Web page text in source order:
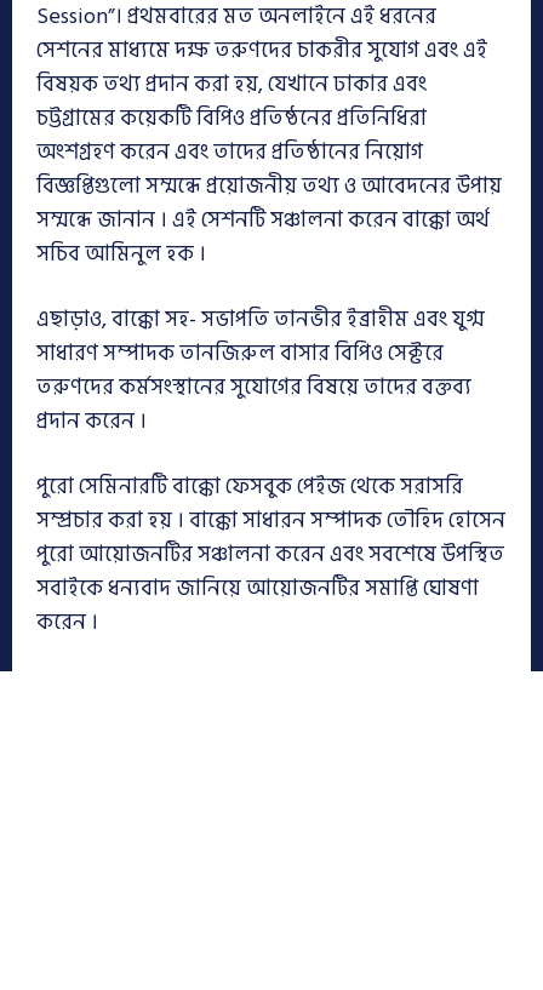
Session”। প্রথমবারের মত অনলাইনে এই ধরনের
সেশনের মাধ্যমে দক্ষ তরুণদের চাকরীর সুযোগ এবং এই
বিষয়ক তথ্য প্রদান করা হয়, যেখানে ঢাকার এবং
চট্টগ্রামের কয়েকটি বিপিও প্রতিষ্ঠনের প্রতিনিধিরা
অংশগ্রহণ করেন এবং তাদের প্রতিষ্ঠানের নিয়োগ
বিজ্ঞপ্তিগুলো সম্মন্ধে প্রয়োজনীয় তথ্য ও আবেদনের উপায়
সম্মন্ধে জানান । এই সেশনটি সঞ্চালনা করেন বাক্কো অর্থ
সচিব আমিনুল হক ।
এছাড়াও, বাক্কো সহ- সভাপতি তানভীর ইব্রাহীম এবং যুগ্ম
সাধারণ সম্পাদক তানজিরুল বাসার বিপিও সেক্টরে
তরুণদের কর্মসংস্থানের সুযোগের বিষয়ে তাদের বক্তব্য
প্রদান করেন ।
পুরো সেমিনারটি বাক্কো ফেসবুক পেইজ থেকে সরাসরি
সম্প্রচার করা হয় । বাক্কো সাধারন সম্পাদক তৌহিদ হোসেন
পুরো আয়োজনটির সঞ্চালনা করেন এবং সবশেষে উপস্থিত
সবাইকে ধন্যবাদ জানিয়ে আয়োজনটির সমাপ্তি ঘোষণা
করেন ।